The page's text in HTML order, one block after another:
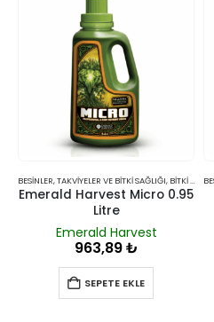
BESINLER, TAKVIYELER VE BITKI SAĞLIĞI, BITKI BESINLERI VE TAKVIYELERI
Emerald Harvest Micro 0.95
Litre
Emerald Harvest
963,89₺
SEPETE EKLE